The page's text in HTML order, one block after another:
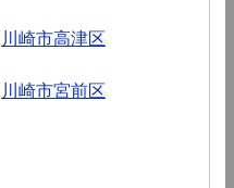
川崎市高津区
川崎市宮前区